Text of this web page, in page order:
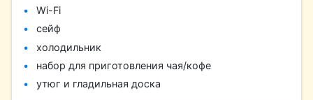
Wi-Fi
сейф
холодильник
набор для приготовления чая/кофе
утюг и гладильная доска